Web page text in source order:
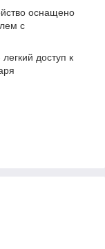
оснащено
с
доступ к